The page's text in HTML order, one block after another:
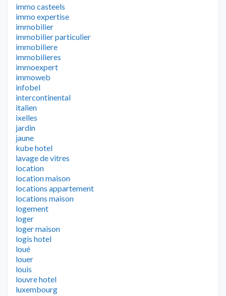
immo casteels
immo expertise
immobilier
immobilier particulier
immobiliere
immobilieres
immoexpert
immoweb
infobel
intercontinental
italien
ixelles
jardin
jaune
kube hotel
lavage de vitres
location
location maison
locations appartement
locations maison
logement
loger
loger maison
logis hotel
loué
louer
louis
louvre hotel
luxembourg